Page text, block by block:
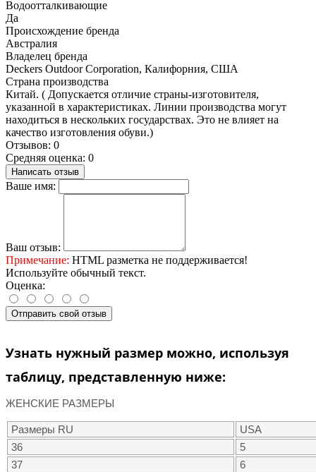
Водоотталкивающие
Да
Происхождение бренда
Австралия
Владелец бренда
Deckers Outdoor Corporation, Калифорния, США
Страна производства
Китай. ( Допускается отличие страны-изготовителя,
указанной в характеристиках. Линии производства могут
находиться в нескольких государствах. Это не влияет на
качество изготовления обуви.)
Отзывов: 0
Средняя оценка: 0
Написать отзыв
Ваше имя:
Ваш отзыв:
Примечание: HTML разметка не поддерживается!
Используйте обычный текст.
Оценка:
Отправить свой отзыв
Узнать нужный размер можно, используя
таблицу, представленную ниже:
ЖЕНСКИЕ РАЗМЕРЫ
Размеры RU
USA
36
5
37
6